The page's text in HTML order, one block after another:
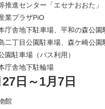
推進センター「エセナおおた」
業プラザPiO
庁舎地下駐車場、平和の森公園
二丁目公園駐車場、森ケ崎公園
園駐車場（バス利用）
庁舎地下駐輪場
日～1月7日
館